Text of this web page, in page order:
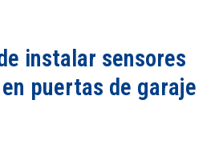
instalar sensores
puertas de garaje